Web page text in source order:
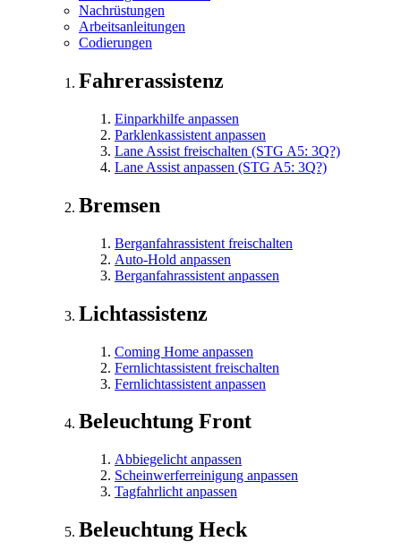
Nachrüstungen
Arbeitsanleitungen
Codierungen
Fahrerassistenz
Einparkhilfe anpassen
Parklenkassistent anpassen
Lane Assist freischalten (STG A5: 3Q?)
Lane Assist anpassen (STG A5: 3Q?)
Bremsen
Berganfahrassistent freischalten
Auto-Hold anpassen
Berganfahrassistent anpassen
Lichtassistenz
Coming Home anpassen
Fernlichtassistent freischalten
Fernlichtassistent anpassen
Beleuchtung Front
Abbiegelicht anpassen
Scheinwerferreinigung anpassen
Tagfahrlicht anpassen
Beleuchtung Heck